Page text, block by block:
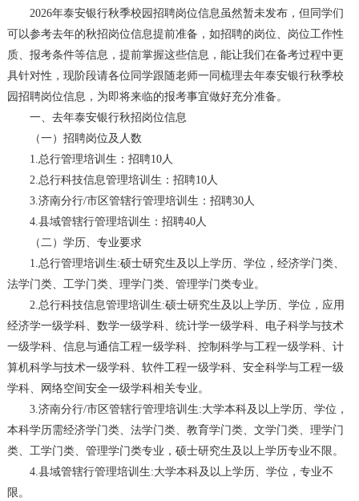
2026年泰安银行秋季校园招聘岗位信息虽然暂未发布，但同学们
可以参考去年的秋招岗位信息提前准备，如招聘的岗位、岗位工作性
质、报考条件等信息，提前掌握这些信息，能让我们在备考过程中更
具针对性，现阶段请各位同学跟随老师一同梳理去年泰安银行秋季校
园招聘岗位信息，为即将来临的报考事宜做好充分准备。
一、去年泰安银行秋招岗位信息
（一）招聘岗位及人数
1.总行管理培训生：招聘10人
2.总行科技信息管理培训生：招聘10人
3.济南分行/市区管辖行管理培训生：招聘30人
4.县域管辖行管理培训生：招聘40人
（二）学历、专业要求
1.总行管理培训生:硕士研究生及以上学历、学位，经济学门类、
法学门类、工学门类、理学门类、管理学门类专业。
2.总行科技信息管理培训生:硕士研究生及以上学历、学位，应用
经济学一级学科、数学一级学科、统计学一级学科、电子科学与技术
一级学科、信息与通信工程一级学科、控制科学与工程一级学科、计
算机科学与技术一级学科、软件工程一级学科、安全科学与工程一级
学科、网络空间安全一级学科相关专业。
3.济南分行/市区管辖行管理培训生:大学本科及以上学历、学位，
本科学历需经济学门类、法学门类、教育学门类、文学门类、理学门
类、工学门类、管理学门类专业，硕士研究生及以上学历专业不限。
4.县域管辖行管理培训生:大学本科及以上学历、学位，专业不
限。